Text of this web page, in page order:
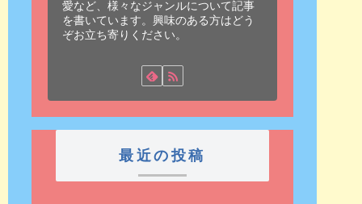
愛など、様々なジャンルについて記事
を書いています。興味のある方はどう
ぞお立ち寄りください。
最近の投稿